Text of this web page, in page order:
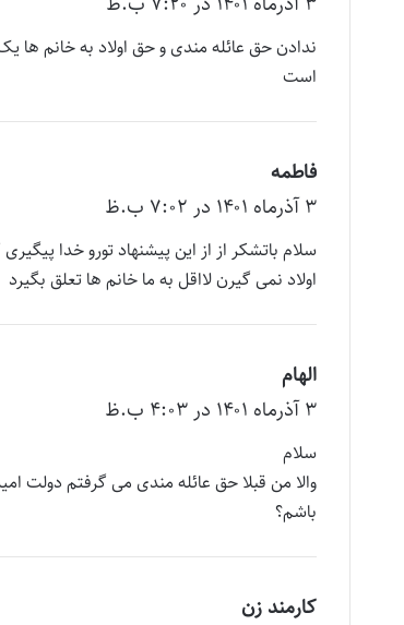
ت
ندادن حق عائله مندی و حق اولاد به خانم
است
فاطمهگ
ف
ت
:
۳ آذر‌ماه ۱۴۰۱ در ۷:۰۲ ب.ظ
سلام باتشکر از از این پیشنهاد تورو خدا
اولاد نمی گیرن لااقل به ما خانم ها تعلق بگیرد
الهام
ف
:
۳ آذر‌ماه ۱۴۰۱ در ۴:۰۳ ب.ظ
سلام
والا من قبلا حق عائله مندی می گرفتم دولت
باشم؟
کارمند زن